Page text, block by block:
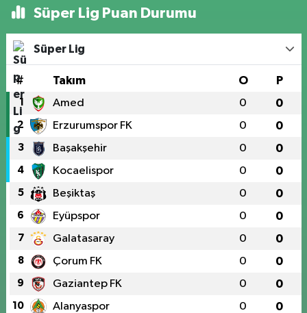
Süper Lig Puan Durumu
Süper Lig
# Takım O P
1 Amed 0 0
2 Erzurumspor FK 0 0
3 Başakşehir 0 0
4 Kocaelispor 0 0
5 Beşiktaş 0 0
6 Eyüpspor 0 0
7 Galatasaray 0 0
8 Çorum FK 0 0
9 Gaziantep FK 0 0
10 Alanyaspor 0 0